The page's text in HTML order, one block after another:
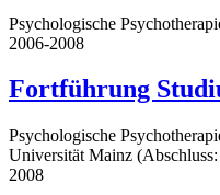
Psychologische
2006-2008
Fortführung
Psychologische
Universität Mainz (Abschluss:
2008